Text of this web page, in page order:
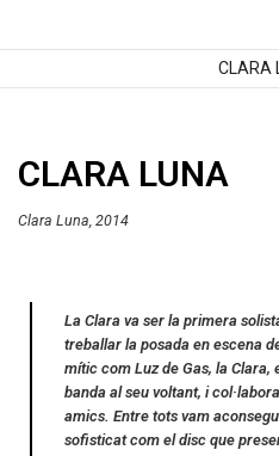
CLARA
CLARA LUNA
Clara Luna, 2014
La Clara va ser la primera
treballar la posada en escena
mític com Luz de Gas, la
banda al seu voltant, i
amics. Entre tots vam
sofisticat com el disc que